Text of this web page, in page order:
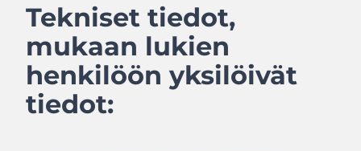
Tekniset tiedot,
mukaan lukien
henkilöön yksilöivät
tiedot: